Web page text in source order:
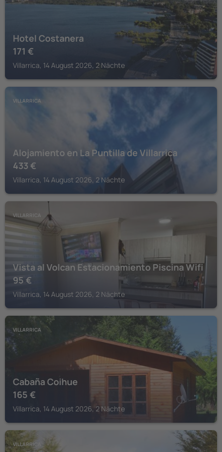
Hotel Costanera
171 €
Villarrica, 14 August 2026, 2 Nächte
VILLARRICA
Alojamiento en La Puntilla de Villarrica
433 €
Villarrica, 14 August 2026, 2 Nächte
VILLARRICA
Vista al Volcan Estacionamiento Piscina Wifi
95 €
Villarrica, 14 August 2026, 2 Nächte
VILLARRICA
Cabaña Coihue
165 €
Villarrica, 14 August 2026, 2 Nächte
VILLARRICA